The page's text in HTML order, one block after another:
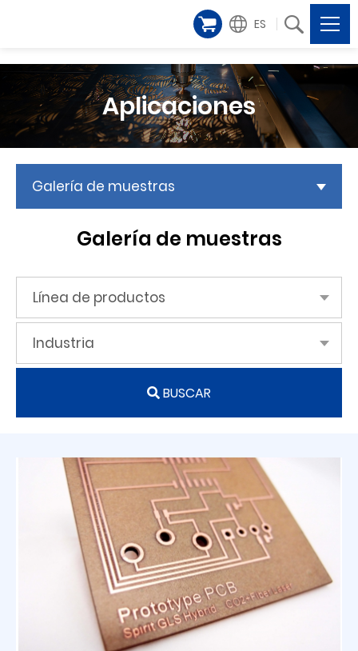
ES
Aplicaciones
Galería de muestras
Galería de muestras
Línea de productos
Industria
BUSCAR